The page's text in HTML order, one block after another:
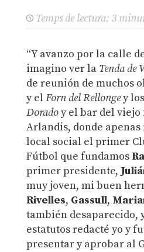
Temps de lectura: 3
“Y avanzo por la calle
imagino ver la Tenda de
de reunión de muchos
y el Forn del Rellongey
Doradoy el bar del viejo
Arlandis, donde apenas
local social el primer
Fútbol que fundamos
primer presidente,
muy joven, mi buen
Rivelles, Gassull,
también desaparecido,
estatutos redacté yo y
presentar y aprobar al